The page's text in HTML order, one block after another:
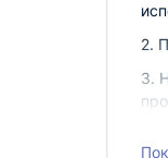
2.
3.